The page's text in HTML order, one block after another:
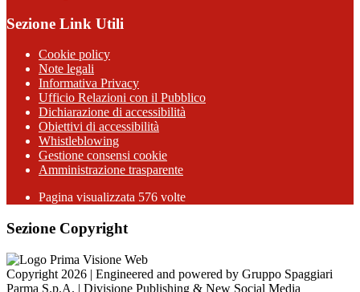
Sezione Link Utili
Cookie policy
Note legali
Informativa Privacy
Ufficio Relazioni con il Pubblico
Dichiarazione di accessibilità
Obiettivi di accessibilità
Whistleblowing
Gestione consensi cookie
Amministrazione trasparente
Pagina visualizzata 576 volte
Sezione Copyright
Copyright 2026 | Engineered and powered by Gruppo Spaggiari
Parma S.p.A. | Divisione Publishing & New Social Media